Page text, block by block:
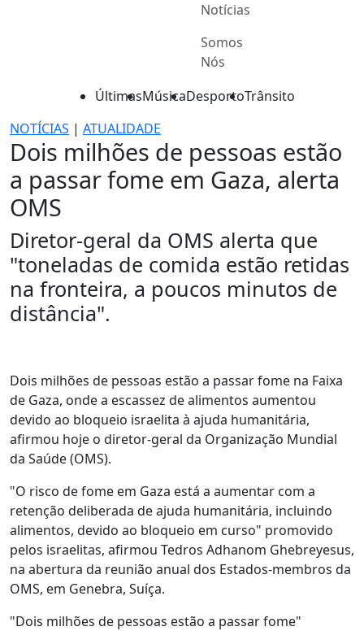
Notícias
Somos
Nós
ÚltimasMúsicaDesportoTrânsito
NOTÍCIAS | ATUALIDADE
Dois milhões de pessoas estão
a passar fome em Gaza, alerta
OMS
Diretor-geral da OMS alerta que
"toneladas de comida estão retidas
na fronteira, a poucos minutos de
distância".
Dois milhões de pessoas estão a passar fome na Faixa
de Gaza, onde a escassez de alimentos aumentou
devido ao bloqueio israelita à ajuda humanitária,
afirmou hoje o diretor-geral da Organização Mundial
da Saúde (OMS).
"O risco de fome em Gaza está a aumentar com a
retenção deliberada de ajuda humanitária, incluindo
alimentos, devido ao bloqueio em curso" promovido
pelos israelitas, afirmou Tedros Adhanom Ghebreyesus,
na abertura da reunião anual dos Estados-membros da
OMS, em Genebra, Suíça.
"Dois milhões de pessoas estão a passar fome"